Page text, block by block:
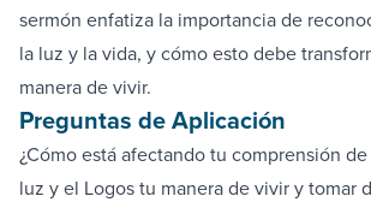
sermón enfatiza la importancia de
la luz y la vida, y cómo esto debe
manera de vivir.
Preguntas de Aplicación
¿Cómo está afectando tu comprensión
luz y el Logos tu manera de vivir y tomar